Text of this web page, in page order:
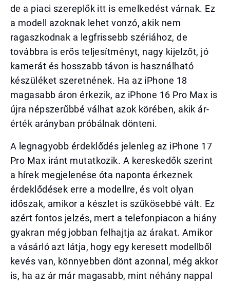
de a piaci szereplők itt is emelkedést várnak. Ez
a modell azoknak lehet vonzó, akik nem
ragaszkodnak a legfrissebb szériához, de
továbbra is erős teljesítményt, nagy kijelzőt, jó
kamerát és hosszabb távon is használható
készüléket szeretnének. Ha az iPhone 18
magasabb áron érkezik, az iPhone 16 Pro Max is
újra népszerűbbé válhat azok körében, akik ár-
érték arányban próbálnak dönteni.
A legnagyobb érdeklődés jelenleg az iPhone 17
Pro Max iránt mutatkozik. A kereskedők szerint
a hírek megjelenése óta naponta érkeznek
érdeklődések erre a modellre, és volt olyan
időszak, amikor a készlet is szűkösebbé vált. Ez
azért fontos jelzés, mert a telefonpiacon a hiány
gyakran még jobban felhajtja az árakat. Amikor
a vásárló azt látja, hogy egy keresett modellből
kevés van, könnyebben dönt azonnal, még akkor
is, ha az ár már magasabb, mint néhány nappal